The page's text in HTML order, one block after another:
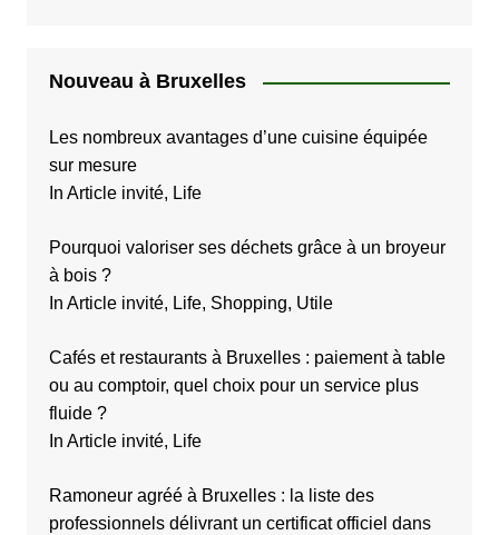
Nouveau à Bruxelles
Les nombreux avantages d’une cuisine équipée
sur mesure
In Article invité, Life
Pourquoi valoriser ses déchets grâce à un broyeur
à bois ?
In Article invité, Life, Shopping, Utile
Cafés et restaurants à Bruxelles : paiement à table
ou au comptoir, quel choix pour un service plus
fluide ?
In Article invité, Life
Ramoneur agréé à Bruxelles : la liste des
professionnels délivrant un certificat officiel dans